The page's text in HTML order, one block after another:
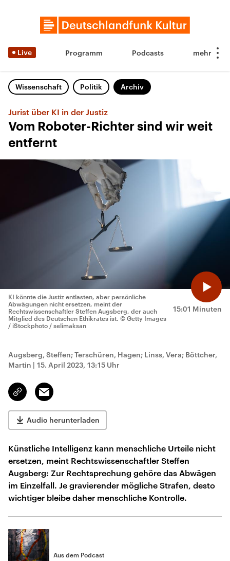
Live Programm Podcasts
Wissenschaft Politik Archiv
Jurist über KI in der Justiz
Vom Roboter-Richter sind wir weit
entfernt
15:01 Minuten
KI könnte die Justiz entlasten, aber persönliche
Abwägungen nicht ersetzen, meint der
Rechtswissenschaftler Steffen Augsberg, der auch
Mitglied des Deutschen Ethikrates ist. © Getty Images
/ iStockphoto / selimaksan
Augsberg, Steffen; Terschüren, Hagen; Linss, Vera; Böttcher,
Martin | 15. April 2023, 13:15 Uhr
Link
kopieren/teilen
Email
Audio herunterladen
Künstliche Intelligenz kann menschliche Urteile nicht
ersetzen, meint Rechtswissenschaftler Steffen
Augsberg: Zur Rechtsprechung gehöre das Abwägen
im Einzelfall. Je gravierender mögliche Strafen, desto
wichtiger bleibe daher menschliche Kontrolle.
Aus dem Podcast